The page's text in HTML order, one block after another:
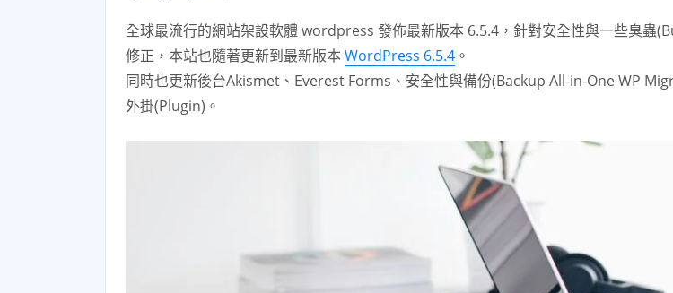
全球最流行的網站架設軟體 wordpress 發佈最新版本 6.5.4，針對安全性與一些臭蟲
修正，本站也隨著更新到最新版本WordPress 6.5.4 。
同時也更新後台Akismet、Everest Forms、安全性與備份(Backup All-in-One WP
外掛(Plugin)。